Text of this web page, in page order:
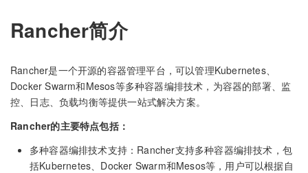
Rancher简介
Rancher是一个开源的容器管理平台，可以管理Kubernetes、
Docker Swarm和Mesos等多种容器编排技术，为容器的部署、监
控、日志、负载均衡等提供一站式解决方案。
Rancher的主要特点包括：
多种容器编排技术支持：Rancher支持多种容器编排技术，包
括Kubernetes、Docker Swarm和Mesos等，用户可以根据自